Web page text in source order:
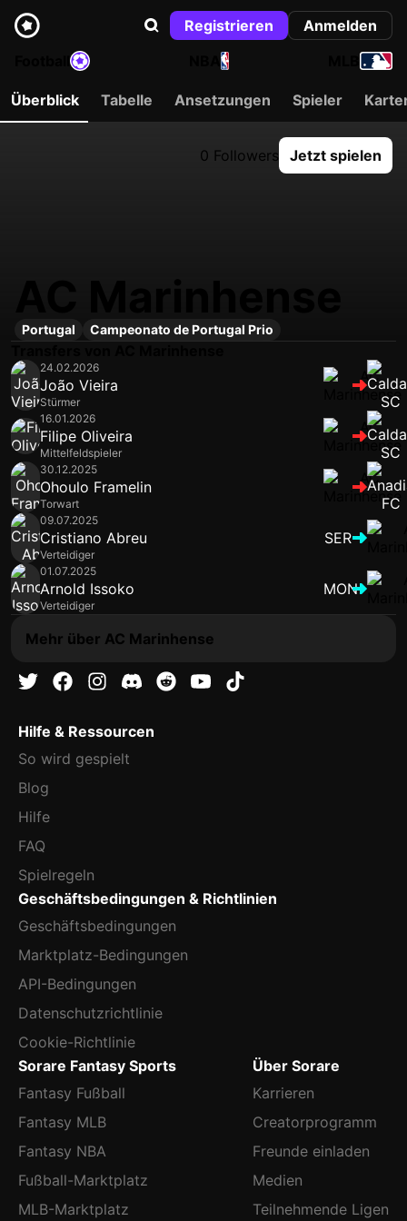
Registrieren
Anmelden
NBA
Überblick Tabelle Ansetzungen Spieler
0 Followers Jetzt spielen
Portugal Campeonato de Portugal Prio
24.02.2026
João Vieira
Stürmer
16.01.2026
Filipe Oliveira
Mittelfeldspieler
30.12.2025
Ohoulo Framelin
Torwart
09.07.2025
Cristiano Abreu
Verteidiger
SER
01.07.2025
Arnold Issoko
Verteidiger
MON
Mehr über AC Marinhense
Hilfe & Ressourcen
So wird gespielt
Blog
Hilfe
FAQ
Spielregeln
Geschäftsbedingungen & Richtlinien
Geschäftsbedingungen
Marktplatz-Bedingungen
API-Bedingungen
Datenschutzrichtlinie
Cookie-Richtlinie
Sorare Fantasy Sports
Fantasy Fußball
Fantasy MLB
Fantasy NBA
Fußball-Marktplatz
MLB-Marktplatz
Über Sorare
Karrieren
Creatorprogramm
Freunde einladen
Medien
Teilnehmende Ligen